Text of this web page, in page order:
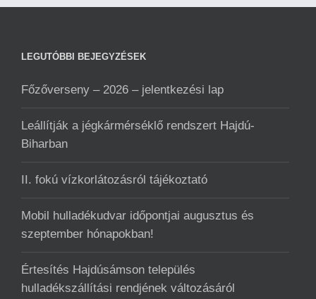
LEGUTÓBBI BEJEGYZÉSEK
Főzőverseny – 2026 – jelentkezési lap
Leállítják a jégkármérséklő rendszert Hajdú-
Biharban
II. fokú vízkorlátozásról tájékoztató
Mobil hulladékudvar ️időpontjai augusztus és
szeptember hónapokban!
Értesítés Hajdúsámson település
hulladékszállítási rendjének változásáról